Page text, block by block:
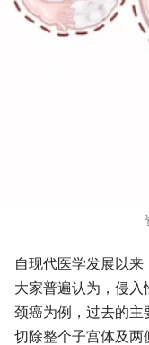
自现代医学发展以
大家普遍认为，侵
颈癌为例，过去的主
切除整个子宫体及